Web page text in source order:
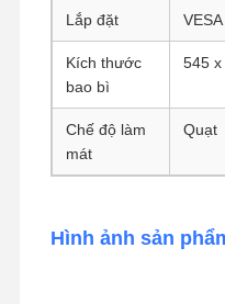
Bảng chủ tường lửa
Lắp đặt
Kích thước
bao bì
545 x
Chế độ làm
mát
Quạt
Hình ảnh sản